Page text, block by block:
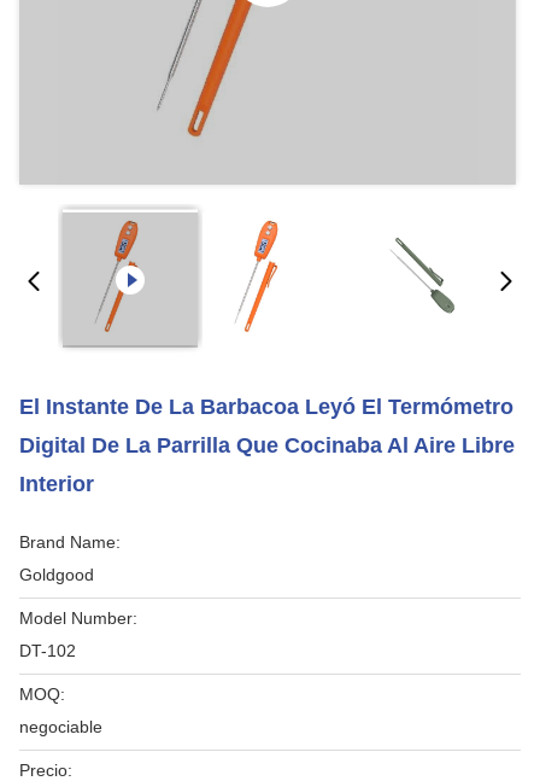
El Instante De La Barbacoa Leyó El Termómetro
Digital De La Parrilla Que Cocinaba Al Aire Libre
Interior
Brand Name:
Goldgood
Model Number:
DT-102
MOQ:
negociable
Precio: